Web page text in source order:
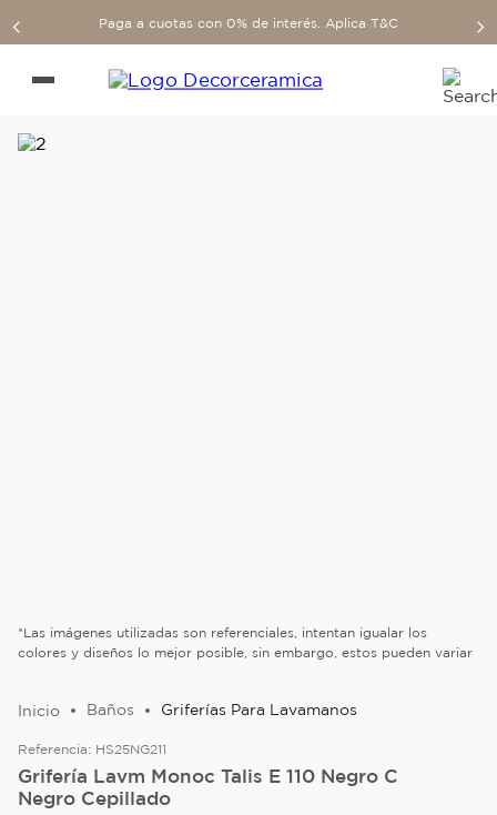
Paga a cuotas con 0% de interés. Aplica T&C
*Las imágenes utilizadas son referenciales, intentan igualar los
colores y diseños lo mejor posible, sin embargo, estos pueden variar
Baños Griferías Para Lavamanos
Referencia: HS25NG211
Grifería Lavm Monoc Talis E 110 Negro C
Negro Cepillado